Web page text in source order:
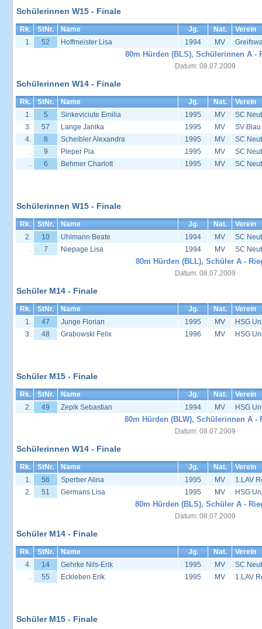
Schülerinnen W15 - Finale
Rk. StNr. Name Jg. Nat.
Verein
1.
52 Hoffmeister Lisa 1994 MV
80m Hürden (BLS), Schülerinnen A -
Datum: 08.07.2009
Schülerinnen W14 - Finale
Rk. StNr. Name Jg. Nat.
Verein
1.
5 Sinkeviciute Emilia 1995 MV
SC
3.
57 Lange Janika 1995 MV
SV
4.
8 Scheibler Alexandra 1995 MV
SC
.
9 Pieper Pia 1995 MV
SC
.
6 Behmer Charlott 1995 MV SC
Schülerinnen W15 - Finale
Rk. StNr. Name Jg. Nat.
Verein
2.
10 Uhlmann Beate 1994 MV
SC
.
7 Niepage Lisa 1994 MV SC
80m Hürden (BLL), Schüler A -
Datum: 08.07.2009
Schüler M14 - Finale
Rk. StNr. Name Jg. Nat.
Verein
1.
47 Junge Florian 1995 MV
HSG
3.
48 Grabowski Felix 1996 MV HSG
Schüler M15 - Finale
Rk. StNr. Name Jg. Nat.
Verein
2.
49 Zepik Sebastian 1994 MV HSG
80m Hürden (BLW), Schülerinnen A -
Datum: 08.07.2009
Schülerinnen W14 - Finale
Rk. StNr. Name Jg. Nat.
Verein
1.
56 Sperber Alina 1995 MV
1.LAV
2.
51 Germans Lisa 1995 MV HSG
80m Hürden (BLS), Schüler A -
Datum: 08.07.2009
Schüler M14 - Finale
Rk. StNr. Name Jg. Nat.
Verein
4.
14 Gehrke Nils-Erik 1995 MV
SC
.
55 Eckleben Erik 1995 MV 1.LAV
Schüler M15 - Finale